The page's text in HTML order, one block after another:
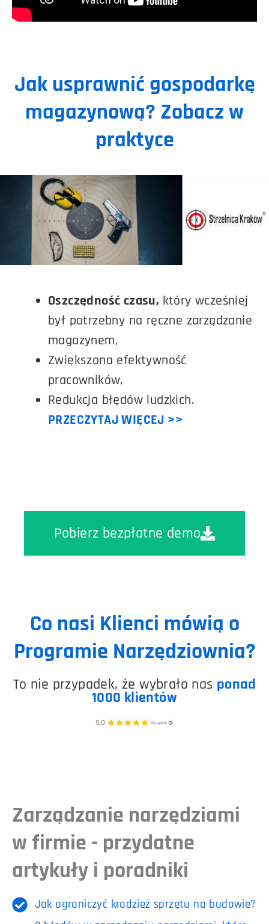
Jak usprawnić gospodarkę
magazynową? Zobacz w
praktyce
Oszczędność czasu, który wcześniej
był potrzebny na ręczne zarządzanie
magazynem,
Zwiększona efektywność
pracowników,
Redukcja błędów ludzkich.
PRZECZYTAJ WIĘCEJ >>
Pobierz bezpłatne demo
Co nasi Klienci mówią o
Programie Narzędziownia?
To nie przypadek, że wybrało nas ponad
1000 klientów
Zarządzanie narzędziami
w firmie - przydatne
artykuły i poradniki
Jak ograniczyć kradzież sprzętu na budowie?